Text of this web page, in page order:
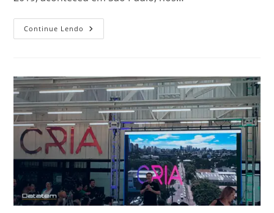
Continue Lendo